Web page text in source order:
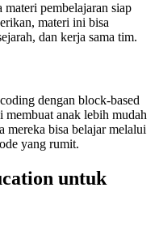
materi pembelajaran siap
materi ini bisa
dan kerja sama tim.
dengan block-based
anak lebih mudah
mereka bisa belajar melalui
yang rumit.
untuk